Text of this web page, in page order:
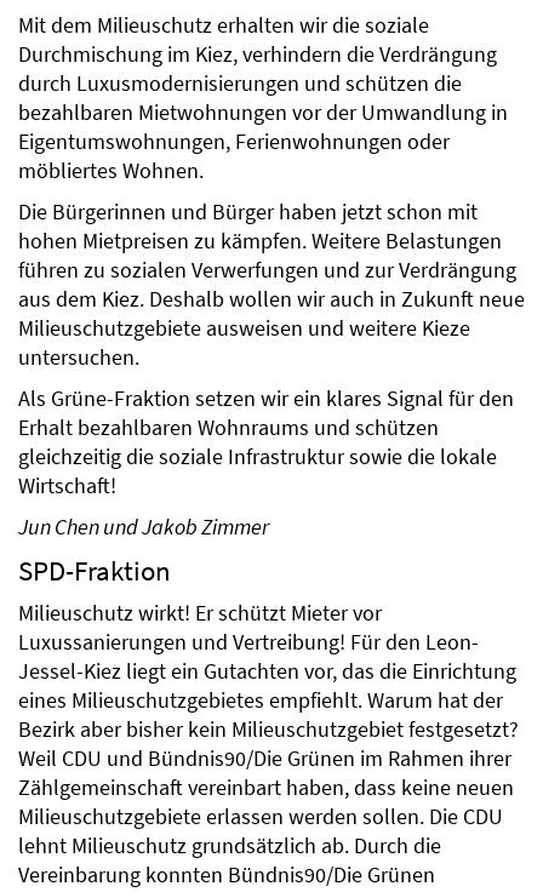
Mit dem Milieuschutz erhalten wir die soziale
Durchmischung im Kiez, verhindern die Verdrängung
durch Luxusmodernisierungen und schützen die
bezahlbaren Mietwohnungen vor der Umwandlung in
Eigentumswohnungen, Ferienwohnungen oder
möbliertes Wohnen.
Die Bürgerinnen und Bürger haben jetzt schon mit
hohen Mietpreisen zu kämpfen. Weitere Belastungen
führen zu sozialen Verwerfungen und zur Verdrängung
aus dem Kiez. Deshalb wollen wir auch in Zukunft neue
Milieuschutzgebiete ausweisen und weitere Kieze
untersuchen.
Als Grüne-Fraktion setzen wir ein klares Signal für den
Erhalt bezahlbaren Wohnraums und schützen
gleichzeitig die soziale Infrastruktur sowie die lokale
Wirtschaft!
Jun Chen und Jakob Zimmer
SPD-Fraktion
Milieuschutz wirkt! Er schützt Mieter vor
Luxussanierungen und Vertreibung! Für den Leon-
Jessel-Kiez liegt ein Gutachten vor, das die Einrichtung
eines Milieuschutzgebietes empfiehlt. Warum hat der
Bezirk aber bisher kein Milieuschutzgebiet festgesetzt?
Weil CDU und Bündnis90/Die Grünen im Rahmen ihrer
Zählgemeinschaft vereinbart haben, dass keine neuen
Milieuschutzgebiete erlassen werden sollen. Die CDU
lehnt Milieuschutz grundsätzlich ab. Durch die
Vereinbarung konnten Bündnis90/Die Grünen